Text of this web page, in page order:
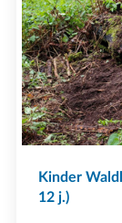
Kinder
12 j.)